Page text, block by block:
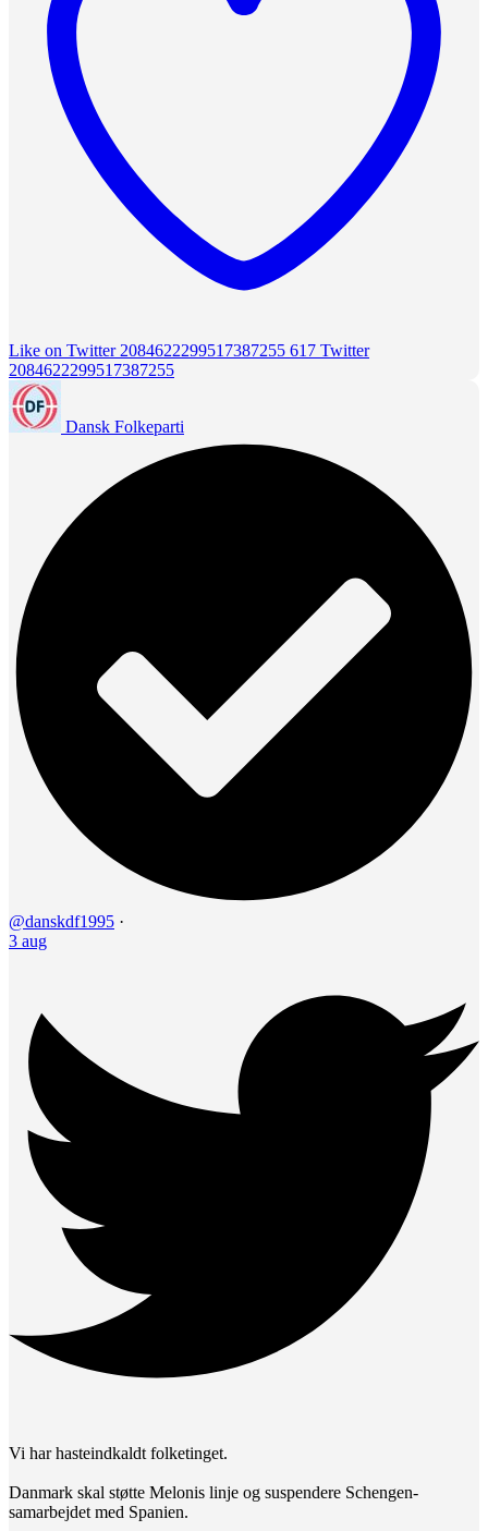
Like on Twitter 2084622299517387255 617 Twitter
2084622299517387255
Dansk Folkeparti
@danskdf1995 ·
3 aug
Vi har hasteindkaldt folketinget.
Danmark skal støtte Melonis linje og suspendere Schengen-
samarbejdet med Spanien.